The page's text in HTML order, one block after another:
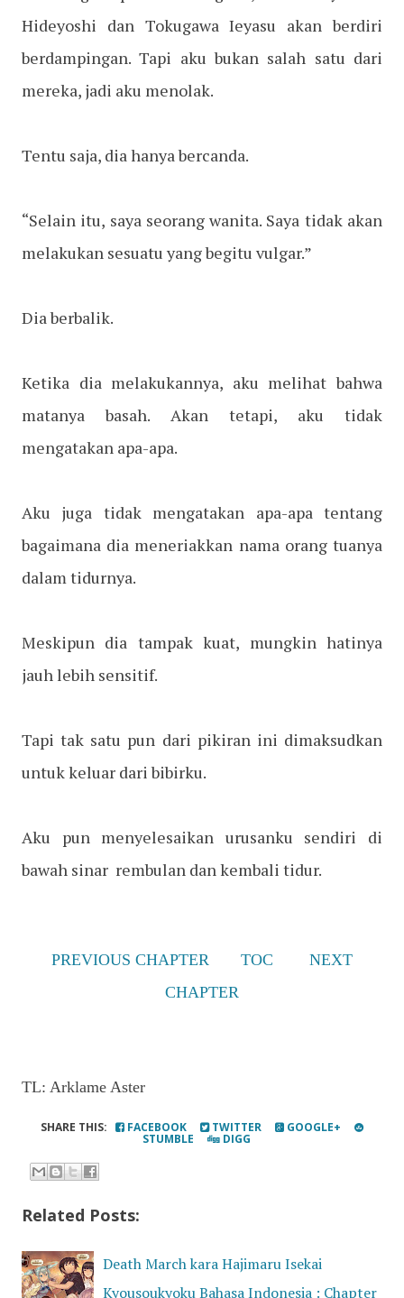
Hideyoshi dan Tokugawa Ieyasu akan berdiri
berdampingan. Tapi aku bukan salah satu dari
mereka, jadi aku menolak.
Tentu saja, dia hanya bercanda.
“Selain itu, saya seorang wanita. Saya tidak akan
melakukan sesuatu yang begitu vulgar.”
Dia berbalik.
Ketika dia melakukannya, aku melihat bahwa
matanya basah. Akan tetapi, aku tidak
mengatakan apa-apa.
Aku juga tidak mengatakan apa-apa tentang
bagaimana dia meneriakkan nama orang tuanya
dalam tidurnya.
Meskipun dia tampak kuat, mungkin hatinya
jauh lebih sensitif.
Tapi tak satu pun dari pikiran ini dimaksudkan
untuk keluar dari bibirku.
Aku pun menyelesaikan urusanku sendiri di
bawah sinar rembulan dan kembali tidur.
PREVIOUS CHAPTER TOC
NEXT
CHAPTER
TL: Arklame Aster
SHARE THIS: FACEBOOK TWITTER GOOGLE+
STUMBLE DIGG
Related Posts:
Death March kara Hajimaru Isekai
Kyousoukyoku Bahasa Indonesia : Chapter